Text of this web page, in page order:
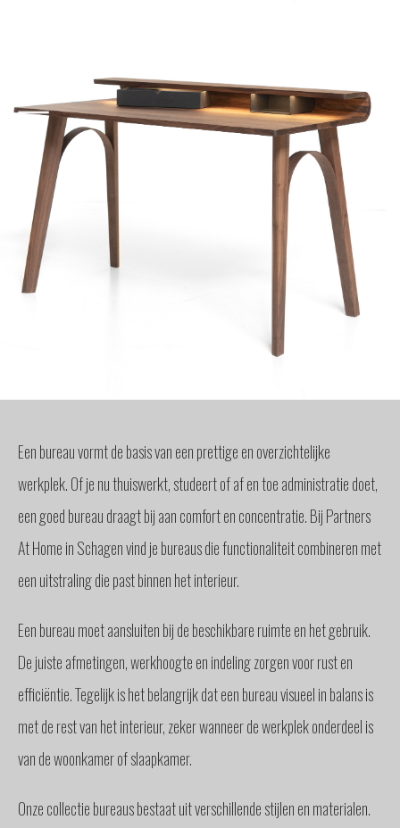
HOME
COLLECTIE
BUITENZONWERING
MEUBELS
& ACCESSOIRES
BUITENLEVEN
BENODIGDHEDEN
INTERIEURADVIES
INTERNATIONAAL
SPANJE
BINNENKIJKERS
NIEUWS
TEAM
STEL
EEN
VRAAG
Een bureau vormt de basis van een prettige en overzichtelijke
werkplek. Of je nu thuiswerkt, studeert of af en toe administratie doet,
een goed bureau draagt bij aan comfort en concentratie. Bij Partners
At Home in Schagen vind je bureaus die functionaliteit combineren met
een uitstraling die past binnen het interieur.
Een bureau moet aansluiten bij de beschikbare ruimte en het gebruik.
De juiste afmetingen, werkhoogte en indeling zorgen voor rust en
efficiëntie. Tegelijk is het belangrijk dat een bureau visueel in balans is
met de rest van het interieur, zeker wanneer de werkplek onderdeel is
van de woonkamer of slaapkamer.
Onze collectie bureaus bestaat uit verschillende stijlen en materialen.